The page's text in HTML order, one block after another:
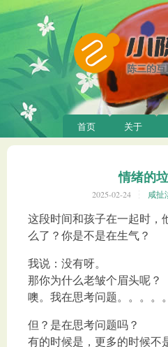
首页 关于
情绪的
2025-02-24 咸扯
这段时间和孩子在一起时，
么了？你是不是在生气？
我说：没有呀。
那你为什么老皱个眉头呢？
噢。我在思考问题。。。。
但？是在思考问题吗？
有的时候是，更多的时候不